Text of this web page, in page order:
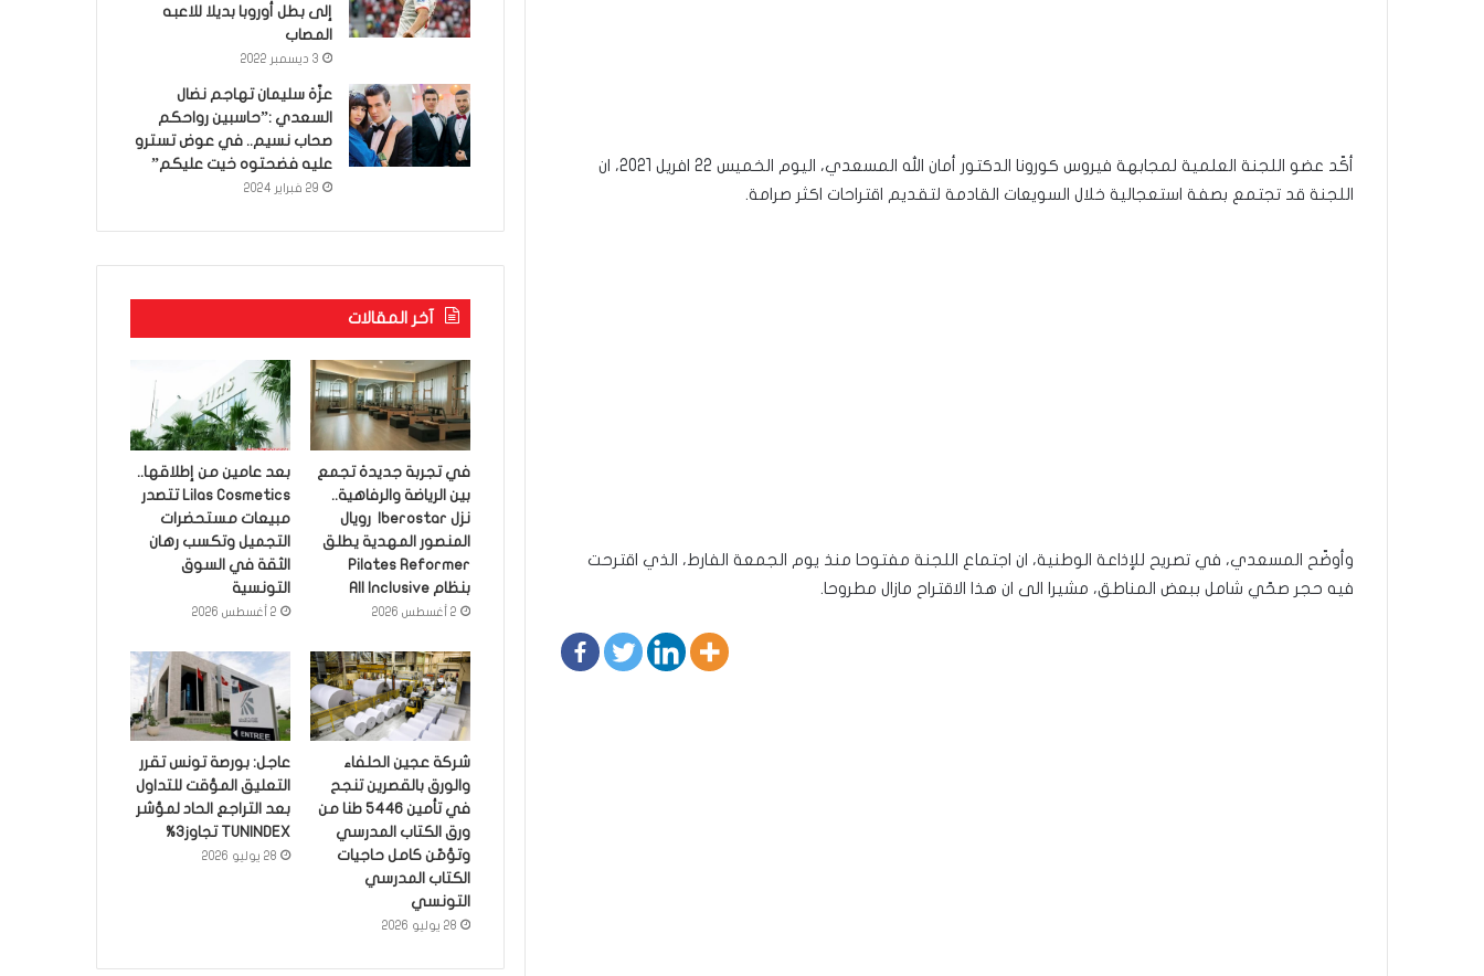
أكّد عضو اللجنة العلمية لمجابهة فيروس كورونا الدكتور أمان الله المسعدي، اليوم الخميس 22 افريل 2021، ان
اللجنة قد تجتمع بصفة استعجالية خلال السويعات القادمة لتقديم اقتراحات اكثر صرامة.
وأوضّح المسعدي، في تصريح للإذاعة الوطنية، ان اجتماع اللجنة مفتوحا منذ يوم الجمعة الفارط، الذي اقترحت
فيه حجر صحّي شامل ببعض المناطق، مشيرا الى ان هذا الاقتراح مازال مطروحا.
إلى بطل أوروبا بديلا للاعبه
المصاب
3 ديسمبر 2022
عزّة سليمان تهاجم نضال
السعدي :”حاسبين رواحكم
صحاب نسيم.. في عوض تسترو
عليه فضحتوه خيت عليكم”
29 فبراير 2024
آخر المقالات
في تجربة جديدة تجمع
بين الرياضة والرفاهية..
نزل Iberostar رويال
المنصور المهدية يطلق
Pilates Reformer
بنظام All Inclusive
2 أغسطس 2026
بعد عامين من إطلاقها..
Lilas Cosmetics تتصدر
مبيعات مستحضرات
التجميل وتكسب رهان
الثقة في السوق
التونسية
2 أغسطس 2026
شركة عجين الحلفاء
والورق بالقصرين تنجح
في تأمين 5446 طنا من
ورق الكتاب المدرسي
وتؤمّن كامل حاجيات
الكتاب المدرسي
التونسي
28 يوليو 2026
عاجل: بورصة تونس تقرر
التعليق المؤقت للتداول
بعد التراجع الحاد لمؤشر
TUNINDEX تجاوز3%
28 يوليو 2026